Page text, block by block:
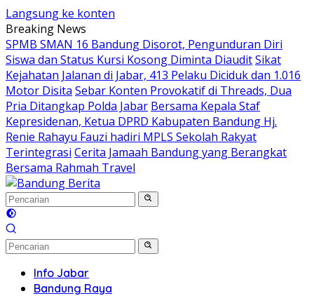
Langsung ke konten
Breaking News
SPMB SMAN 16 Bandung Disorot, Pengunduran Diri
Siswa dan Status Kursi Kosong Diminta DiauditSikat
Kejahatan Jalanan di Jabar, 413 Pelaku Diciduk dan 1.016
Motor Disita Sebar Konten Provokatif di Threads, Dua
Pria Ditangkap Polda Jabar Bersama Kepala Staf
Kepresidenan, Ketua DPRD Kabupaten Bandung Hj.
Renie Rahayu Fauzi hadiri MPLS Sekolah Rakyat
Terintegrasi Cerita Jamaah Bandung yang Berangkat
Bersama Rahmah Travel
Info Jabar
Bandung Raya